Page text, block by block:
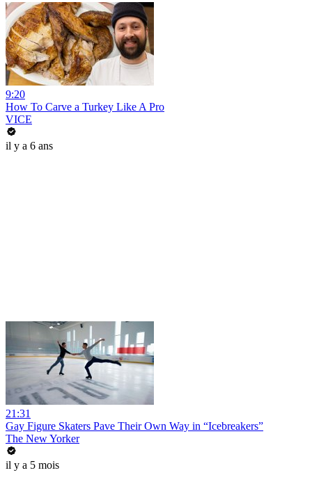
9:20
How To Carve a Turkey Like A Pro
VICE
il y a 6 ans
21:31
Gay Figure Skaters Pave Their Own Way in “Icebreakers”
The New Yorker
il y a 5 mois